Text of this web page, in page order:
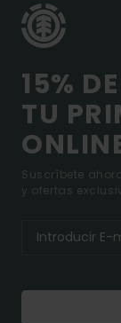
15%
TU
Suscríbete
y ofertas